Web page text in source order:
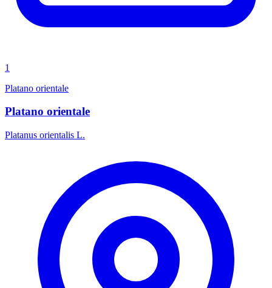
1
Platano orientale
Platano orientale
Platanus orientalis L.